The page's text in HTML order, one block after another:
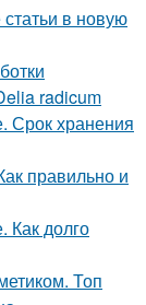
в новую
radicum
Срок хранения
правильно и
Как долго
Топ